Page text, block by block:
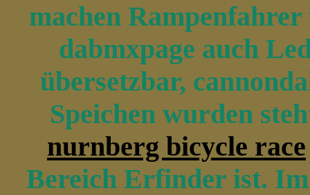
machen
dabmxpage auch
übersetzbar,
Speichen wurden
nurnberg bicycle race
Bereich Erfinder ist.